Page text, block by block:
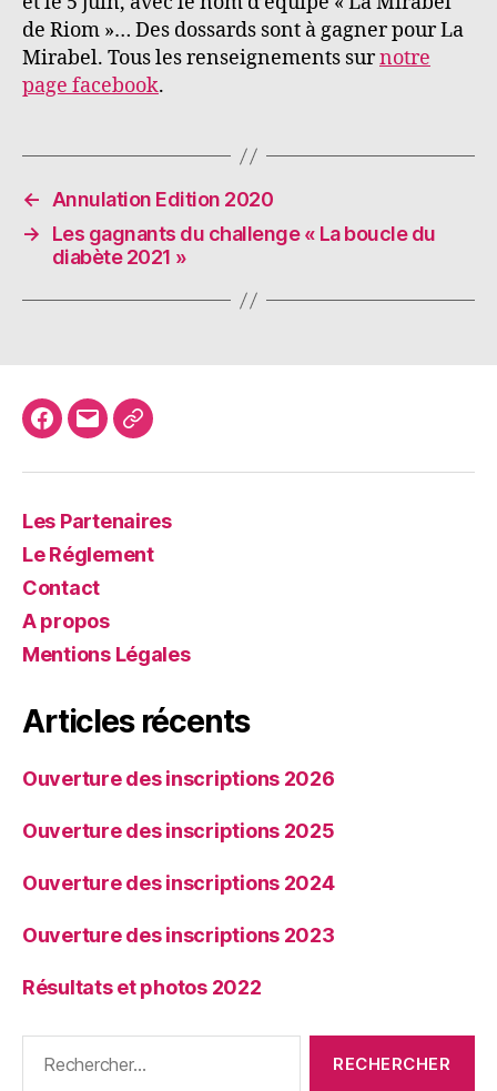
de Riom »… Des dossards sont à gagner pour La
Mirabel. Tous les renseignements surnotre
page facebook.
←
Annulation Edition 2020
→
Les gagnants du challenge « La boucle du
diabète 2021 »
Facebook
E-
YouTube
Les Partenaires
Le Réglement
Contact
A propos
Mentions Légales
Articles récents
Ouverture des inscriptions 2026
Ouverture des inscriptions 2025
Ouverture des inscriptions 2024
Ouverture des inscriptions 2023
Résultats et photos 2022